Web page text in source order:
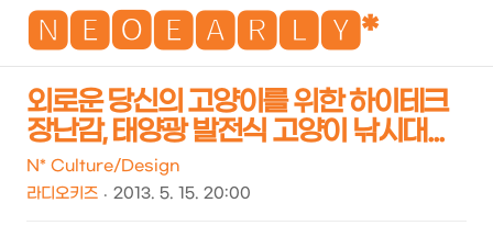
🅽🅴🅾🅴🅰🆁🅻🆈*
검
외로운 당신의 고양이를 위한 하이테크
장난감, 태양광 발전식 고양이 낚시대...
N* Culture/Design
라디오키즈
2013. 5. 15. 20:00